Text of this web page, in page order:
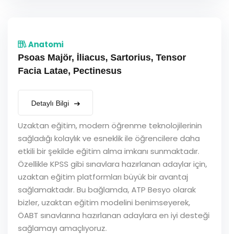
Anatomi
Psoas Majör, İliacus, Sartorius, Tensor
Facia Latae, Pectinesus
Detaylı Bilgi
Uzaktan eğitim, modern öğrenme teknolojilerinin
sağladığı kolaylık ve esneklik ile öğrencilere daha
etkili bir şekilde eğitim alma imkanı sunmaktadır.
Özellikle KPSS gibi sınavlara hazırlanan adaylar için,
uzaktan eğitim platformları büyük bir avantaj
sağlamaktadır. Bu bağlamda, ATP Besyo olarak
bizler, uzaktan eğitim modelini benimseyerek,
ÖABT sınavlarına hazırlanan adaylara en iyi desteği
sağlamayı amaçlıyoruz.